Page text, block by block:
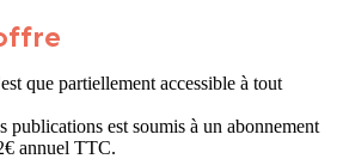
que partiellement accessible à tout
publications est soumis à un abonnement
annuel TTC.